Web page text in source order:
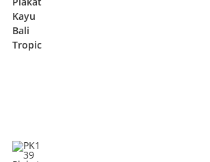
Kayu
Bali
Tropic